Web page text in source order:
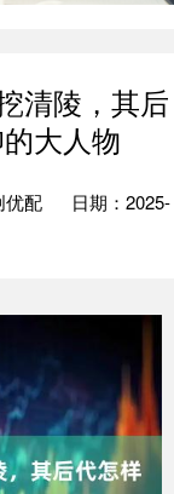
清陵，其后
大人物
优配
日期：2025-